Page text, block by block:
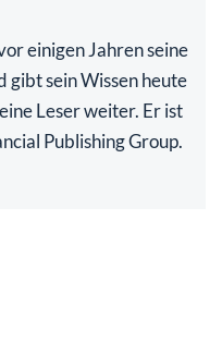
einigen Jahren seine
gibt sein Wissen heute
Leser weiter. Er ist
Publishing Group.